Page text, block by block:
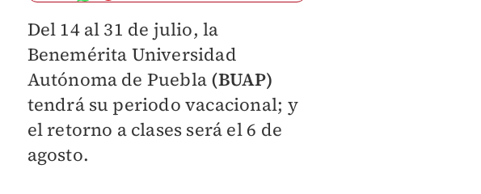
Del 14 al 31 de julio, la
Benemérita Universidad
Autónoma de Puebla (BUAP)
tendrá su periodo vacacional; y
el retorno a clases será el 6 de
agosto.